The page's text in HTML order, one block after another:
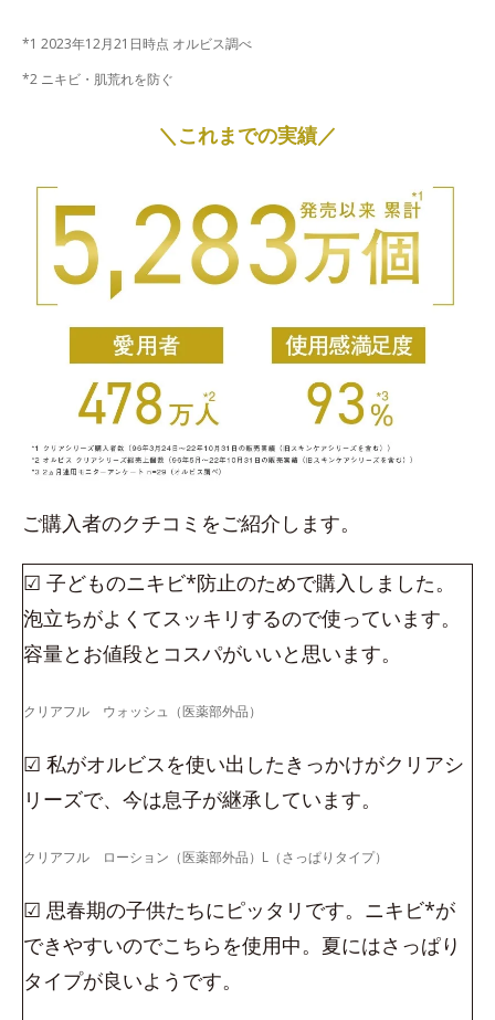
*1 2023年12月21日時点 オルビス調べ
*2 ニキビ・肌荒れを防ぐ
＼これまでの実績／
ご購入者のクチコミをご紹介します。
☑ 子どものニキビ*防止のためで購入しました。
泡立ちがよくてスッキリするので使っています。
容量とお値段とコスパがいいと思います。
クリアフル ウォッシュ（医薬部外品）
☑ 私がオルビスを使い出したきっかけがクリアシ
リーズで、今は息子が継承しています。
クリアフル ローション（医薬部外品）L（さっぱりタイプ）
☑ 思春期の子供たちにピッタリです。ニキビ*が
できやすいのでこちらを使用中。夏にはさっぱり
タイプが良いようです。